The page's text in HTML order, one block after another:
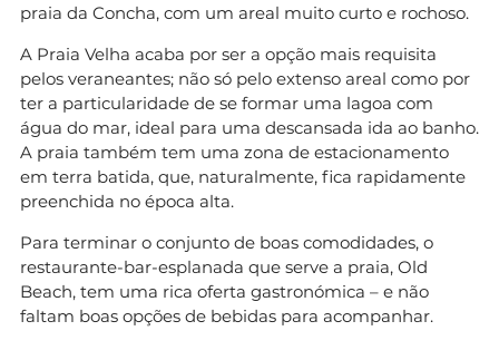
praia da Concha, com um areal muito curto e rochoso.
A Praia Velha acaba por ser a opção mais requisita
pelos veraneantes; não só pelo extenso areal como por
ter a particularidade de se formar uma lagoa com
água do mar, ideal para uma descansada ida ao banho.
A praia também tem uma zona de estacionamento
em terra batida, que, naturalmente, fica rapidamente
preenchida no época alta.
Para terminar o conjunto de boas comodidades, o
restaurante-bar-esplanada que serve a praia, Old
Beach, tem uma rica oferta gastronómica – e não
faltam boas opções de bebidas para acompanhar.